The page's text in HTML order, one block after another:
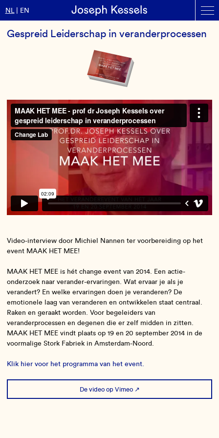
en
NL EN
Contact
Gespreid Leiderschap in veranderprocessen
Video-interview door Michiel Nannen ter voorbereiding op het
event MAAK HET MEE!
MAAK HET MEE is hét change event van 2014. Een actie-
onderzoek naar verander-ervaringen. Wat ervaar je als je
verandert? En welke ervaringen doen je veranderen? De
emotionele laag van veranderen en ontwikkelen staat centraal.
Raken en geraakt worden. Voor begeleiders van
veranderprocessen en degenen die er zelf midden in zitten.
MAAK HET MEE vindt plaats op 19 en 20 september 2014 in de
voormalige Stork Fabriek in Amsterdam-Noord.
Klik hier voor het programma van het event.
De video op Vimeo